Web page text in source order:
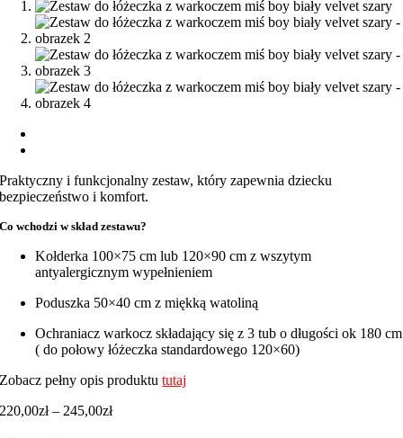
Praktyczny i funkcjonalny zestaw, który zapewnia dziecku
bezpieczeństwo i komfort.
Co wchodzi w skład zestawu?
Kołderka 100×75 cm lub 120×90 cm z wszytym
antyalergicznym wypełnieniem
Poduszka 50×40 cm z miękką watoliną
Ochraniacz warkocz składający się z 3 tub o długości ok 180 cm
( do połowy łóżeczka standardowego 120×60)
Zobacz pełny opis produktututaj
220,00zł – 245,00złZakres